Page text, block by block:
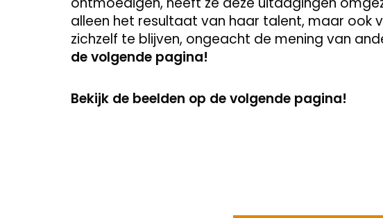
alleen het resultaat van haar talent, maar ook
zichzelf te blijven, ongeacht de mening van
de volgende pagina!
Bekijk de beelden op de volgende pagina!